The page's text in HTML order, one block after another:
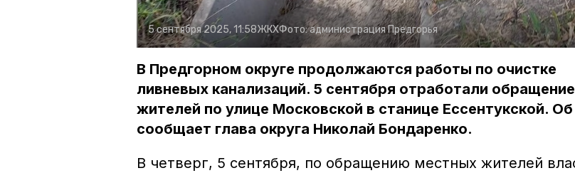
5 сентября 2025, 11:58ЖКХФото:администрация Предгорья
В Предгорном округе продолжаются работы по очистке
ливневых канализаций. 5 сентября отработали обращение
жителей по улице Московской в станице Ессентукской.
сообщает глава округа Николай Бондаренко.
В четверг, 5 сентября, по обращению местных жителей